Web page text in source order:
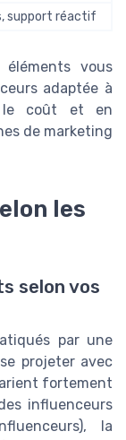
support réactif
vous
adaptée à
le coût et en
de marketing
les
selon vos
par une
projeter avec
fortement
influenceurs
la